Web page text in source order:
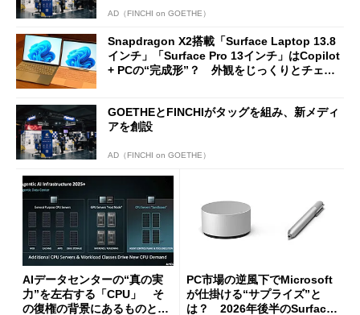
AD（FINCHI on GOETHE）
Snapdragon X2搭載「Surface Laptop 13.8
インチ」「Surface Pro 13インチ」はCopilot
+ PCの“完成形”？ 外観をじっくりとチェッ
GOETHEとFINCHIがタッグを組み、新メディ
アを創設
AD（FINCHI on GOETHE）
AIデータセンターの“真の実
力”を左右する「CPU」 そ
の復権の背景にあるものと
PC市場の逆風下でMicrosoft
が仕掛ける“サプライズ”と
は？ 2026年後半のSurface